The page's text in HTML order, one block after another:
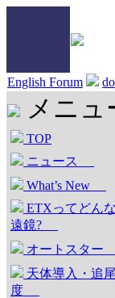
English Forum
メニュ
TOP
ニュース
What’s New
ETXってどん
遠鏡?
オートスター
天体導入・追
度